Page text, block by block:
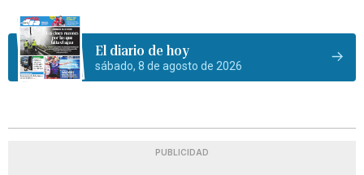
El diario de hoy
sábado, 8 de agosto de 2026
PUBLICIDAD